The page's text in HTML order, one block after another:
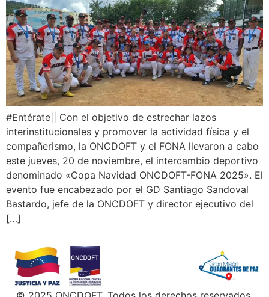
#Entérate|| Con el objetivo de estrechar lazos
interinstitucionales y promover la actividad física y el
compañerismo, la ONCDOFT y el FONA llevaron a cabo
este jueves, 20 de noviembre, el intercambio deportivo
denominado «Copa Navidad ONCDOFT-FONA 2025». El
evento fue encabezado por el GD Santiago Sandoval
Bastardo, jefe de la ONCDOFT y director ejecutivo del
[…]